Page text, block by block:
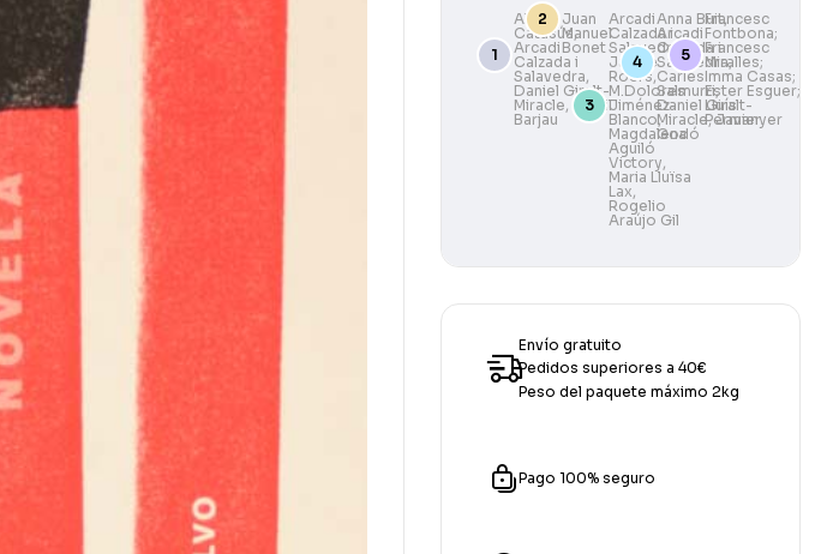
de Ramon
Casas
Aleix
Catasús,
Arcadi
Calzada i
Salavedra,
Daniel Giralt-
Miracle, Santil
Barjau
Juan
Manuel
Bonet
Paisatges
Arcadi
Calzada i
Salavedra ,
Jaume
Roers,
M.Dolores
Jiménez-
Blanco,
Magdalena
Aguiló
Victory,
Maria Lluïsa
Lax,
Rogelio
Araújo Gil
i
il·lustradors
de La
Vanguardia
1881–2006
Anna Buit,
Arcadi
Calzada i
Salavedra,
Carles
Salmurri,
Daniel Giralt-
Miracle,Javier
Godó
Camarasa
Francesc
Fontbona;
Francesc
Miralles;
Imma Casas;
Ester Esguer;
Lluís
Permanyer
Envío gratuito
Pedidos superiores a 40€
Peso del paquete máximo 2kg
Pago 100% seguro